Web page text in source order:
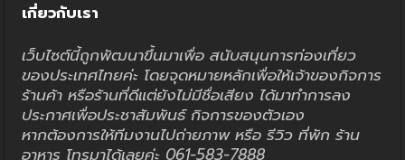
เกี่ยวกับเรา
เว็บไซต์นี้ถูกพัฒนาขึ้นมาเพื่อ สนับสนุนการท่องเที่ยว
ของประเทศไทยค่ะ โดยจุดหมายหลักเพื่อให้เจ้าของกิจการ
ร้านค้า หรือร้านที่ดีแต่ยังไม่มีชื่อเสียง ได้มาทำการลง
ประกาศเพื่อประชาสัมพันธ์ กิจการของตัวเอง
หากต้องการให้ทีมงานไปถ่ายภาพ หรือ รีวิว ที่พัก ร้าน
อาหาร โทรมาได้เลยค่ะ 061-583-7888